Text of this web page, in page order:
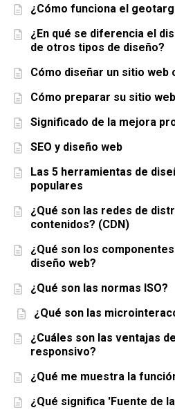
¿Cómo funciona el
¿En qué se diferencia el
de otros tipos de diseño?
Cómo diseñar un sitio web
Cómo preparar su sitio
Significado de la mejora
SEO y diseño web
Las 5 herramientas de
populares
¿Qué son las redes de
contenidos? (CDN)
¿Qué son los
diseño web?
¿Qué son las normas ISO?
¿Qué son las
¿Cuáles son las ventajas
responsivo?
¿Qué me muestra la
¿Qué significa 'Fuente de